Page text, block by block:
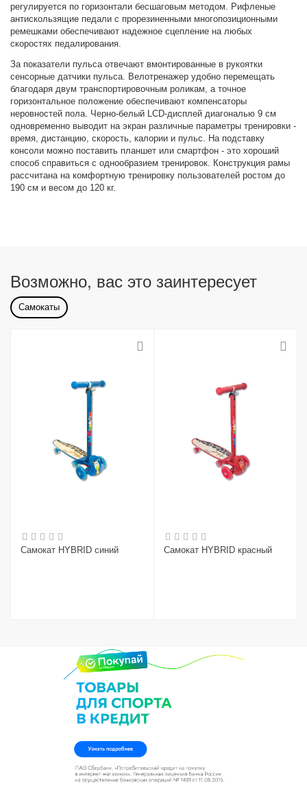
регулируется по горизонтали бесшаговым методом. Рифленые
антискользящие педали с прорезиненными многопозиционными
ремешками обеспечивают надежное сцепление на любых
скоростях педалирования.
За показатели пульса отвечают вмонтированные в рукоятки
сенсорные датчики пульса. Велотренажер удобно перемещать
благодаря двум транспортировочным роликам, а точное
горизонтальное положение обеспечивают компенсаторы
неровностей пола. Черно-белый LCD-дисплей диагональю 9 см
одновременно выводит на экран различные параметры тренировки -
время, дистанцию, скорость, калории и пульс. На подставку
консоли можно поставить планшет или смартфон - это хороший
способ справиться с однообразием тренировок. Конструкция рамы
рассчитана на комфортную тренировку пользователей ростом до
190 см и весом до 120 кг.
Возможно, вас это заинтересует
Самокаты
Самокат HYBRID синий Самокат HYBRID красный